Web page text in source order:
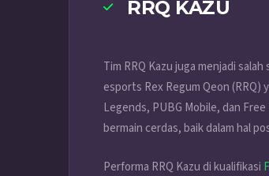
RRQ KAZU
Tim RRQ Kazu juga menjadi
esports Rex Regum Qeon
Legends, PUBG Mobile, dan
bermain cerdas, baik dalam hal
Performa RRQ Kazu di kualifikasi